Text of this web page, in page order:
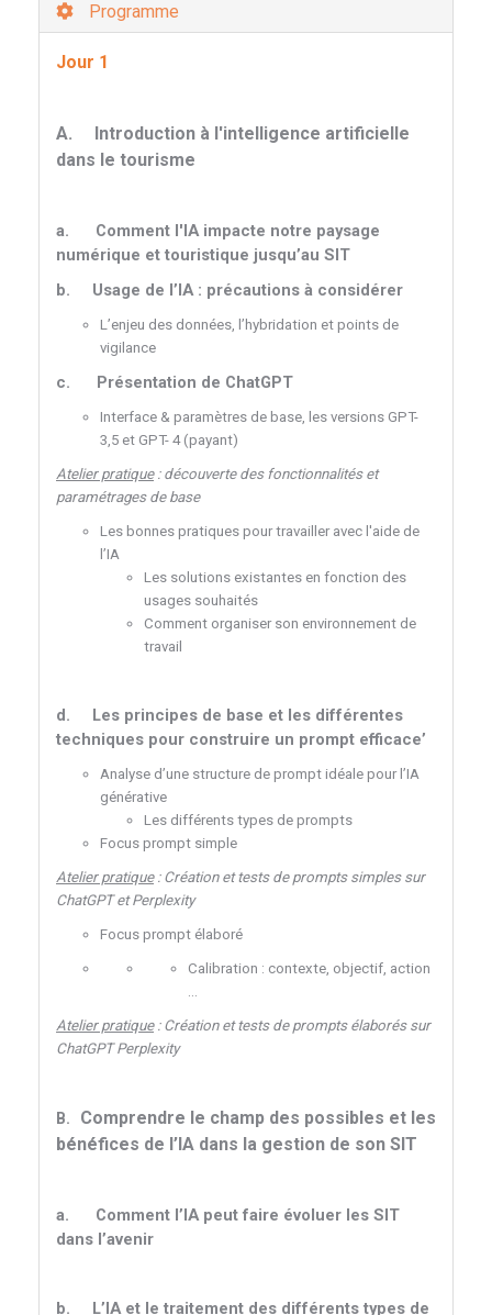
Programme
Jour 1
A. Introduction à l'intelligence artificielle
dans le tourisme
a. Comment l'IA impacte notre paysage
numérique et touristique jusqu’au SIT
b. Usage de l’IA : précautions à considérer
L’enjeu des données, l’hybridation et points de
vigilance
c. Présentation de ChatGPT
Interface & paramètres de base, les versions GPT-
3,5 et GPT- 4 (payant)
Atelier pratique: découverte des fonctionnalités et
paramétrages de base
Les bonnes pratiques pour travailler avec l'aide de
l’IA
Les solutions existantes en fonction des
usages souhaités
Comment organiser son environnement de
travail
d. Les principes de base et les différentes
techniques pour construire un prompt efficace’
Analyse d’une structure de prompt idéale pour l’IA
générative
Les différents types de prompts
Focus prompt simple
Atelier pratique: Création et tests de prompts simples sur
ChatGPT et Perplexity
Focus prompt élaboré
Calibration : contexte, objectif, action
…
Atelier pratique: Création et tests de prompts élaborés sur
ChatGPT Perplexity
B. Comprendre le champ des possibles et les
bénéfices de l’IA dans la gestion de son SIT
a. Comment l’IA peut faire évoluer les SIT
dans l’avenir
b. L’IA et le traitement des différents types de